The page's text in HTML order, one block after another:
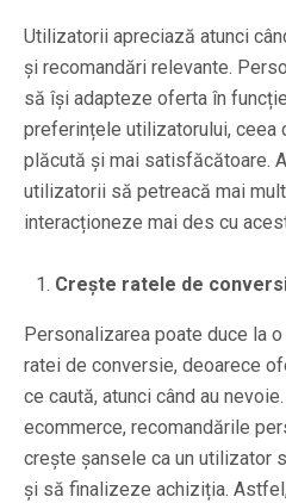
Utilizatorii apreciază atunci
și recomandări relevante.
să își adapteze oferta în
preferințele utilizatorului, ceea
plăcută și mai satisfăcătoare.
utilizatorii să petreacă mai
interacționeze mai des cu
Crește ratele de
Personalizarea poate duce la
ratei de conversie, deoarece
ce caută, atunci când au
ecommerce, recomandările
crește șansele ca un utilizator
și să finalizeze achiziția.